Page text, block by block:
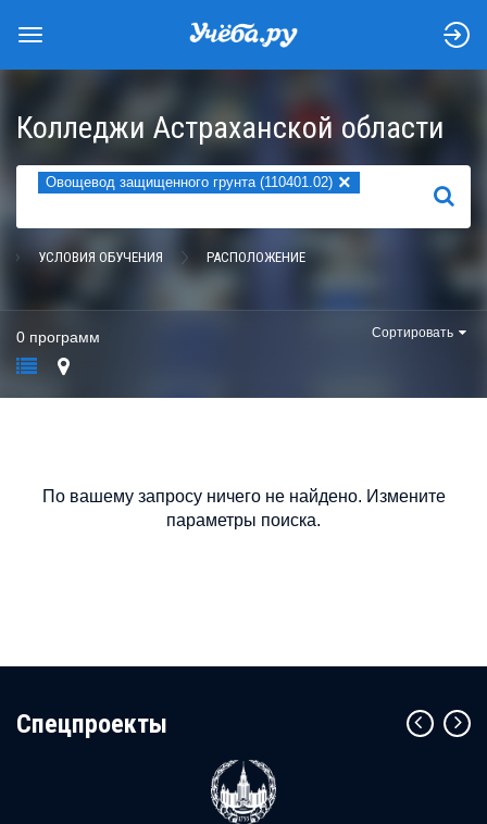
Колледжи Астраханской области
Овощевод защищенного грунта (110401.02) ×
НАЙТИ
УСЛОВИЯ ОБУЧЕНИЯ РАСПОЛОЖЕНИЕ
0 программ Сортировать
По вашему запросу ничего не найдено. Измените
параметры поиска.
Cпецпроекты